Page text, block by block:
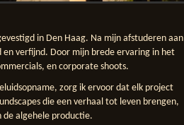
in Den Haag. Na mijn afstuderen aan
en verfijnd. Door mijn brede ervaring in het
en corporate shoots.
zorg ik ervoor dat elk project
die een verhaal tot leven brengen,
de algehele productie.